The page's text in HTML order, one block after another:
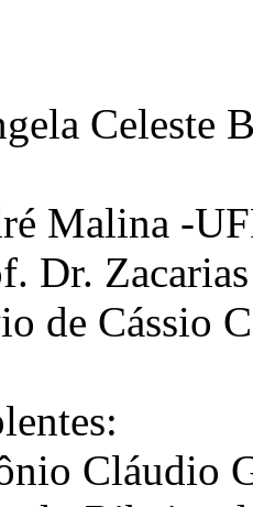
Celeste
Malina -
Dr.
de Cássio
Cláudio